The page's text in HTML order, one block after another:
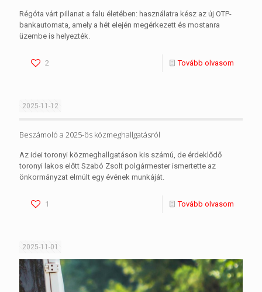
Régóta várt pillanat a falu életében: használatra kész az új OTP-
bankautomata, amely a hét elején megérkezett és mostanra
üzembe is helyezték.
2 Tovább olvasom
2025-11-12
Beszámoló a 2025-ös közmeghallgatásról
Az idei toronyi közmeghallgatáson kis számú, de érdeklődő
toronyi lakos előtt Szabó Zsolt polgármester ismertette az
önkormányzat elmúlt egy évének munkáját.
1 Tovább olvasom
2025-11-01